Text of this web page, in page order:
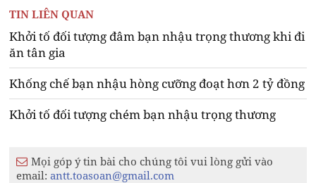
TIN LIÊN QUAN
Khởi tố đối tượng đâm bạn nhậu trọng thương khi đi
ăn tân gia
Khống chế bạn nhậu hòng cưỡng đoạt hơn 2 tỷ đồng
Khởi tố đối tượng chém bạn nhậu trọng thương
Mọi góp ý tin bài cho chúng tôi vui lòng gửi vào
email:antt.toasoan@gmail.com